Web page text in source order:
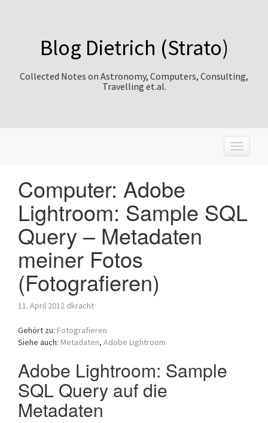
Blog Dietrich (Strato)
Collected Notes on Astronomy, Computers, Consulting,
Travelling et.al.
T
o
e
n
Computer: Adobe
Lightroom: Sample SQL
Query – Metadaten
meiner Fotos
(Fotografieren)
11. April 2012 dkracht
Gehört zu: Fotografieren
Siehe auch: Metadaten, Adobe Lightroom
Adobe Lightroom: Sample
SQL Query auf die
Metadaten